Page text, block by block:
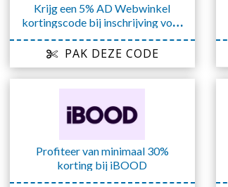
Krijg een 5% AD Webwinkel
kortingscode bij inschrijving voor
PAK DEZE CODE
Profiteer van minimaal 30%
korting bij iBOOD